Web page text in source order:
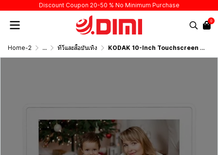
Discount Coupon 20-50 % No Minimum Purchase
0
Home-2 ... ทีวีและสื่อบันเทิง KODAK 10-Inch Touchscreen Digital Photo Frame Wi-Fi Enabled RCF-106H